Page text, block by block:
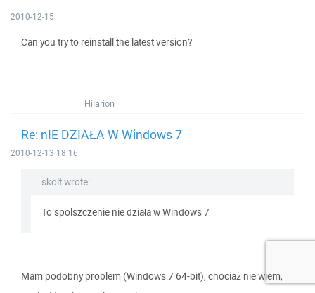
2010-12-15
Can you try to reinstall the latest version?
Hilarion
Re: nIE DZIAŁA W Windows 7
2010-12-13 18:16
skolt wrote:
To spolszczenie nie działa w Windows 7
Mam podobny problem (Windows 7 64-bit), chociaż nie wiem,